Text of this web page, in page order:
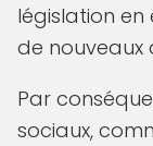
législation
de nouveaux
Par
sociaux,